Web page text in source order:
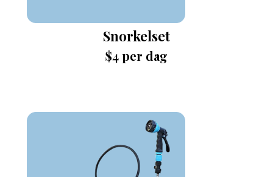
Snorkelset
$4 per dag